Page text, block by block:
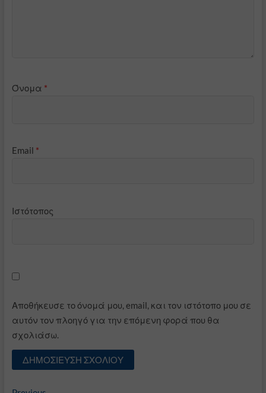
Όνομα *
Email *
Ιστότοπος
Αποθήκευσε το όνομά μου, email, και τον ιστότοπο μου σε
αυτόν τον πλοηγό για την επόμενη φορά που θα
σχολιάσω.